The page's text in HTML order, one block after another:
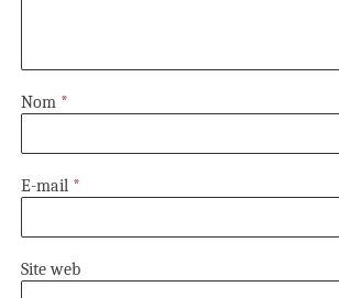
Nom *
E-mail *
Site web